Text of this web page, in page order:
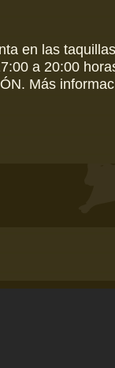
en las
a 20:00
Más